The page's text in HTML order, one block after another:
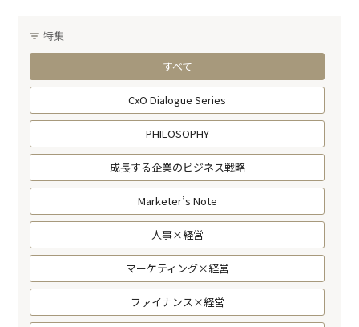
特集
すべて
CxO Dialogue Series
PHILOSOPHY
成長する企業のビジネス戦略
Marketer’s Note
人事×経営
マーケティング×経営
ファイナンス×経営